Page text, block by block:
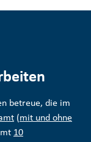
betreue, die im
(mit und ohne
10